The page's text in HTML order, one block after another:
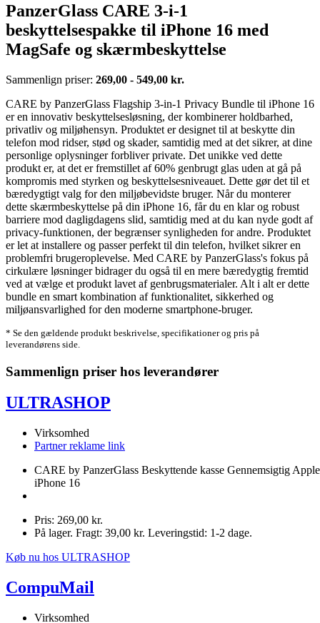
PanzerGlass CARE 3-i-1
beskyttelsespakke til iPhone 16 med
MagSafe og skærmbeskyttelse
Sammenlign priser: 269,00 - 549,00 kr.
CARE by PanzerGlass Flagship 3-in-1 Privacy Bundle til iPhone 16
er en innovativ beskyttelsesløsning, der kombinerer holdbarhed,
privatliv og miljøhensyn. Produktet er designet til at beskytte din
telefon mod ridser, stød og skader, samtidig med at det sikrer, at dine
personlige oplysninger forbliver private. Det unikke ved dette
produkt er, at det er fremstillet af 60% genbrugt glas uden at gå på
kompromis med styrken og beskyttelsesniveauet. Dette gør det til et
bæredygtigt valg for den miljøbevidste bruger. Når du monterer
dette skærmbeskyttelse på din iPhone 16, får du en klar og robust
barriere mod dagligdagens slid, samtidig med at du kan nyde godt af
privacy-funktionen, der begrænser synligheden for andre. Produktet
er let at installere og passer perfekt til din telefon, hvilket sikrer en
problemfri brugeroplevelse. Med CARE by PanzerGlass's fokus på
cirkulære løsninger bidrager du også til en mere bæredygtig fremtid
ved at vælge et produkt lavet af genbrugsmaterialer. Alt i alt er dette
bundle en smart kombination af funktionalitet, sikkerhed og
miljøansvarlighed for den moderne smartphone-bruger.
* Se den gældende produkt beskrivelse, specifikationer og pris på
leverandørens side.
Sammenlign priser hos leverandører
ULTRASHOP
Virksomhed
Partner reklame link
CARE by PanzerGlass Beskyttende kasse Gennemsigtig Apple
iPhone 16
Pris: 269,00 kr.
På lager. Fragt: 39,00 kr. Leveringstid: 1-2 dage.
Køb nu hos ULTRASHOP
CompuMail
Virksomhed